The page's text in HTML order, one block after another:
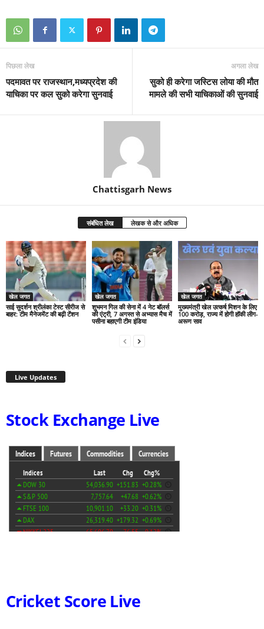
पिछला लेख
पदमावत पर राजस्थान,मध्यप्रदेश की
याचिका पर कल सुको करेगा सुनवाई
अगला लेख
सुको ही करेगा जस्टिस लोया की मौत
मामले की सभी याचिकाओं की सुनवाई
Chattisgarh News
संबंधित लेख लेखक से और अधिक
खेल जगत
साई सुदर्शन श्रीलंका टेस्ट सीरीज से
बाहर: टीम मैनेजमेंट की बढ़ी टेंशन
खेल जगत
शुभमन गिल की सेना में 4 नेट बॉलर्स
की एंट्री, 7 अगस्त से अभ्यास मैच में
पसीना बहाएगी टीम इंडिया
खेल जगत
मुख्यमंत्री खेल उत्कर्ष मिशन के लिए
100 करोड़, राज्य में होगी हॉकी लीग-
अरूण साव
Live Updates
Stock Exchange Live
Cricket Score Live